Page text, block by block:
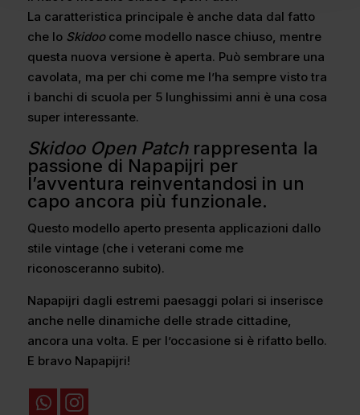
La caratteristica principale è anche data dal fatto
che loSkidoocome modello nasce chiuso, mentre
questa nuova versione è aperta. Può sembrare una
cavolata, ma per chi come me l’ha sempre visto tra
i banchi di scuola per 5 lunghissimi anni è una cosa
super interessante.
Skidoo Open Patchrappresenta la
passione di Napapijri per
l’avventura reinventandosi in un
capo ancora più funzionale.
Questo modello aperto presenta applicazioni dallo
stile vintage (che i veterani come me
riconosceranno subito).
Napapijri dagli estremi paesaggi polari si inserisce
anche nelle dinamiche delle strade cittadine,
ancora una volta. E per l’occasione si è rifatto bello.
E bravo Napapijri!